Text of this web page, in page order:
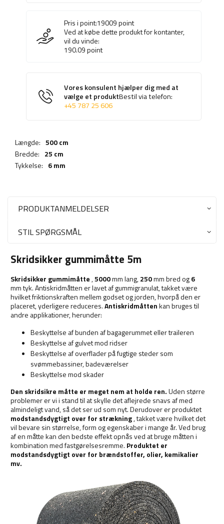
Pris i point:19009point
Ved at købe dette produkt for kontanter,
vil du vinde:
190.09point
Vores konsulent hjælper dig med at
vælge et produktBestil via telefon:
+45 787 25 606
Længde: 500 cm
Bredde: 25 cm
Tykkelse: 6 mm
PRODUKTANMELDELSER
STIL SPØRGSMÅL
Skridsikker gummimåtte 5m
Skridsikker gummimåtte,5000mm lang,250mm bred og6
mm tyk. Antiskridmåtten er lavet af gummigranulat, takket være
hvilket friktionskraften mellem godset og jorden, hvorpå den er
placeret, yderligere reduceres.Antiskridmåttenkan bruges til
andre applikationer, herunder:
Beskyttelse af bunden af bagagerummet eller traileren
Beskyttelse af gulvet mod ridser
Beskyttelse af overflader på fugtige steder som
svømmebassiner, badeværelser
Beskyttelse mod skader
Den skridsikre måtte er meget nem at holde ren.Uden større
problemer er vi i stand til at skylle det aflejrede snavs af med
almindeligt vand, så det ser ud som nyt. Derudover er produktet
modstandsdygtigt over for strækning, takket være hvilket det
vil bevare sin størrelse, form og egenskaber i mange år. Ved brug
af en måtte kan den bedste effekt opnås ved at bruge måtten i
kombination med fastgørelsesremme. Produktet er
modstandsdygtigt over for brændstoffer, olier, kemikalier
mv.